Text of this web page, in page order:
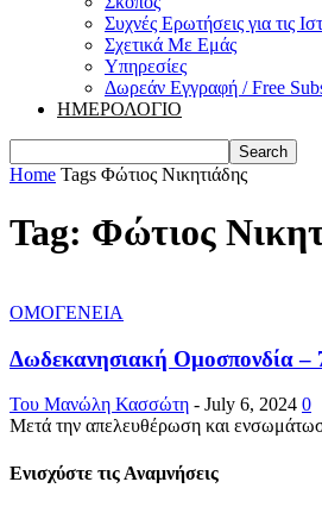
Συχνές Ερωτήσεις για τις
Σχετικά Με Εμάς
Υπηρεσίες
Δωρεάν Εγγραφή / Free
ΗΜΕΡΟΛΟΓΙΟ
Home Tags Φώτιος Νικητιάδης
Tag: Φώτιος
ΟΜΟΓΕΝΕΙΑ
Δωδεκανησιακή Ομοσπονδία –
Του Μανώλη Κασσώτη - July 6, 2024 0
Μετά την απελευθέρωση και
Ενισχύστε τις Αναμνήσεις